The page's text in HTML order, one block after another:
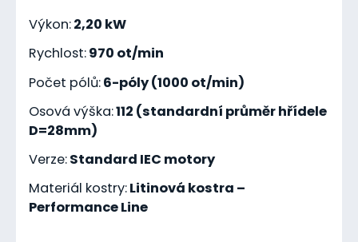
Výkon:2,20 kW
Rychlost:970 ot/min
Počet pólů:6-póly (1000 ot/min)
Osová výška:112 (standardní průměr hřídele
D=28mm)
Verze:Standard IEC motory
Materiál kostry:Litinová kostra –
Performance Line